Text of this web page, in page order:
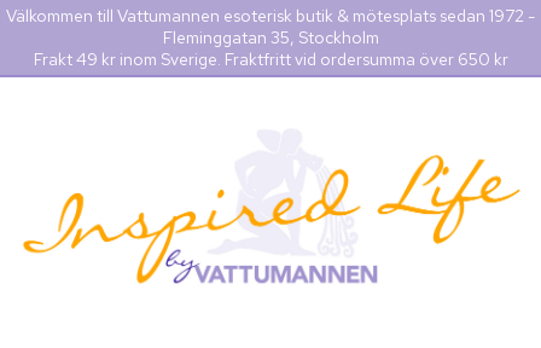
Välkommen till Vattumannen esoterisk butik & mötesplats sedan 1972 -
Fleminggatan 35, Stockholm
Frakt 49 kr inom Sverige. Fraktfritt vid ordersumma över 650 kr